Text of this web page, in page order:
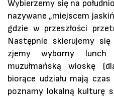
Wybierzemy się na
nazywane „miejscem
gdzie w przeszłości
Następnie skierujemy
zjemy wyborny
muzułmańską wioskę
biorące udziału mają
poznamy lokalną kulturę